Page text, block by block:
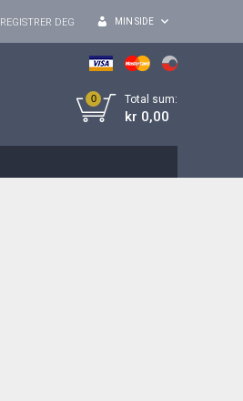
MIN SIDE
REGISTRER DEG
0 Total sum:
kr 0,00